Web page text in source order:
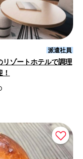
派遣社員
リゾートホテルで調理